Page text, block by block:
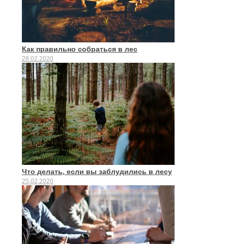
Как правильно собраться в лес
28.02.2020
Что делать, если вы заблудились в лесу
25.02.2020